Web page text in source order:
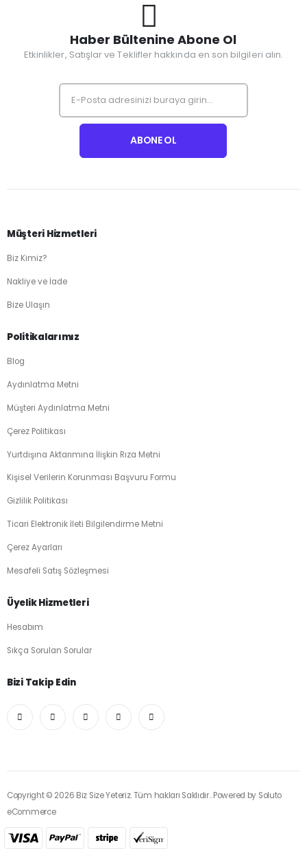
Haber Bültenine Abone Ol
Etkinlikler, Satışlar ve Teklifler hakkında en son bilgileri alın.
Müşteri Hizmetleri
Biz Kimiz?
Nakliye ve İade
Bize Ulaşın
Politikalarımız
Blog
Aydınlatma Metni
Müşteri Aydınlatma Metni
Çerez Politikası
Yurtdışına Aktarımına İlişkin Rıza Metni
Kişisel Verilerin Korunması Başvuru Formu
Gizlilik Politikası
Ticari Elektronik İleti Bilgilendirme Metni
Çerez Ayarları
Mesafeli Satış Sözleşmesi
Üyelik Hizmetleri
Hesabım
Sıkça Sorulan Sorular
Bizi Takip Edin
Copyright © 2026 Biz Size Yeteriz. Tüm hakları Saklıdır.. Powered by Soluto
eCommerce